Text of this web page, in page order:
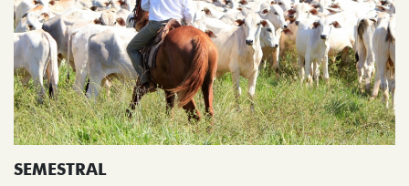
SEMESTRAL